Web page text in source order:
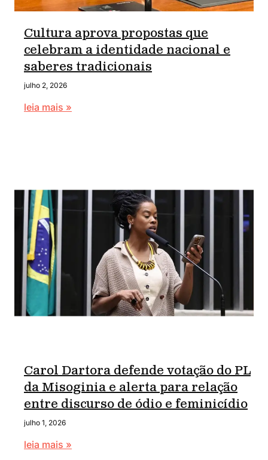
Cultura aprova propostas que
celebram a identidade nacional e
saberes tradicionais
julho 2, 2026
leia mais »
Carol Dartora defende votação do PL
da Misoginia e alerta para relação
entre discurso de ódio e feminicídio
julho 1, 2026
leia mais »